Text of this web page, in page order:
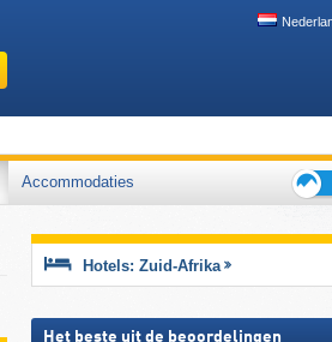
Accommodaties
voor
Hotels: Zuid-Afrika
Het beste uit de beoordelingen